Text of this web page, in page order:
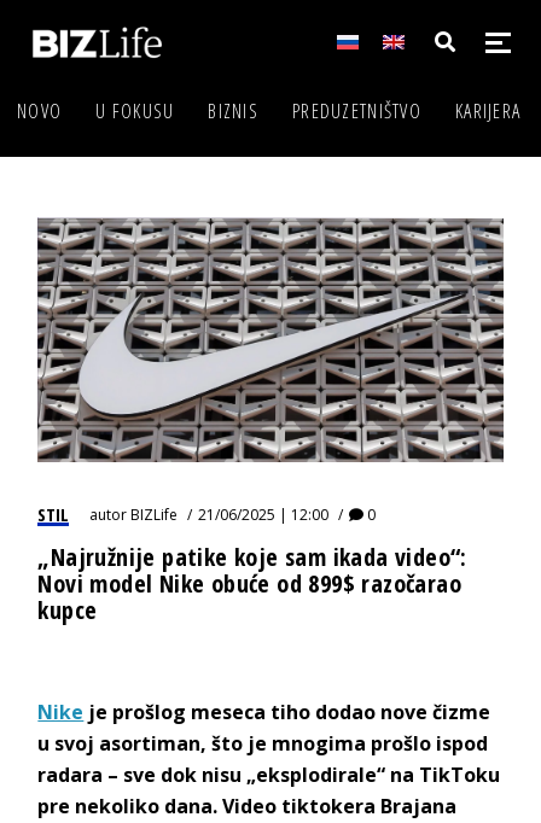
NOVO U FOKUSU BIZNIS PREDUZETNIŠTVO KARIJERA
STIL autorBIZLife 21/06/2025 | 12:00 0
„Najružnije patike koje sam ikada video“:
Novi model Nike obuće od 899$ razočarao
kupce
Nike je prošlog meseca tiho dodao nove čizme
u svoj asortiman, što je mnogima prošlo ispod
radara – sve dok nisu „eksplodirale“ na TikToku
pre nekoliko dana. Video tiktokera Brajana